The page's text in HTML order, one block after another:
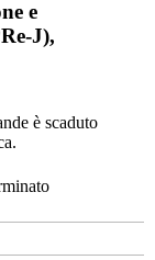
e
J),
è scaduto